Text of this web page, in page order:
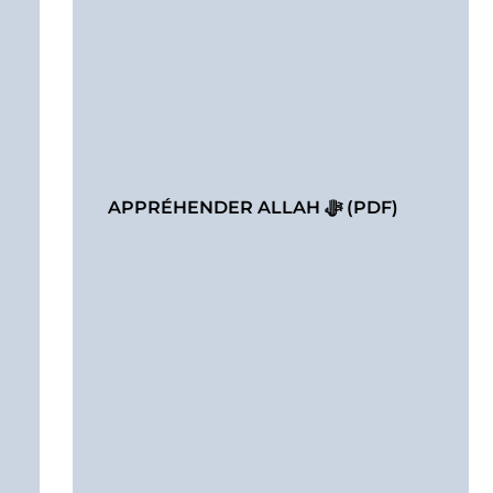
APPRÉHENDER ALLAH ﷻ (PDF)